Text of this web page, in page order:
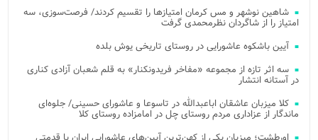
شاهین نوشهر و مس کرمان امتیازها را تقسیم کردند/ فرصت‌سوزی، سه
امتیاز را از شاگردان نظرمحمدی گرفت
آیین باشکوه عاشورایی در روستای تاریخی یوش بلده
سه اثر تازه از مجموعه «مفاخر فریدونکنار» به قلم شعبان آزادی کناری
در آستانه انتشار
کلا میزبان عاشقان اباعبدالله در تاسوعا و عاشورای حسینی/ جلوه‌ای
ماندگار از عزاداری مردم روستای چل در امامزاده روستای کلا